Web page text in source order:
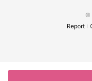
©
Report